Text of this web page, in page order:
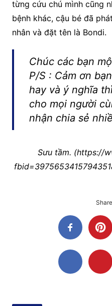
từng cứu chú mình cũng
bệnh khác, cậu bé đã
nhân và đặt tên là Bondi.
Chúc các bạn
P/S : Cảm ơn
hay và ý nghĩa
cho mọi người
nhận chia sẻ
Sưu tầm. (https://